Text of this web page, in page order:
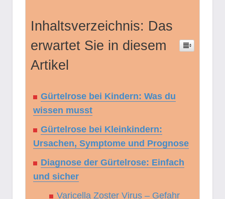
Inhaltsverzeichnis: Das
erwartet Sie in diesem
Artikel
Gürtelrose bei Kindern: Was du
wissen musst
Gürtelrose bei Kleinkindern:
Ursachen, Symptome und Prognose
Diagnose der Gürtelrose: Einfach
und sicher
Varicella Zoster Virus – Gefahr